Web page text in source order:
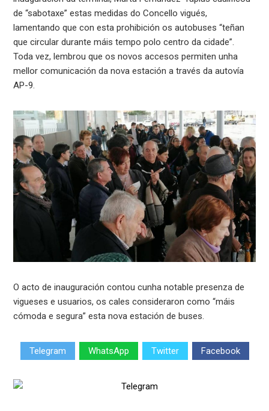
de “sabotaxe” estas medidas do Concello vigués,
lamentando que con esta prohibición os autobuses “teñan
que circular durante máis tempo polo centro da cidade”.
Toda vez, lembrou que os novos accesos permiten unha
mellor comunicación da nova estación a través da autovía
AP-9.
O acto de inauguración contou cunha notable presenza de
vigueses e usuarios, os cales consideraron como “máis
cómoda e segura” esta nova estación de buses.
Telegram WhatsApp Twitter Facebook